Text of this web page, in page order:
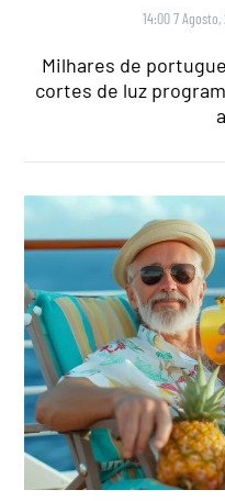
14:00 7 Agosto,
Milhares de
cortes de luz